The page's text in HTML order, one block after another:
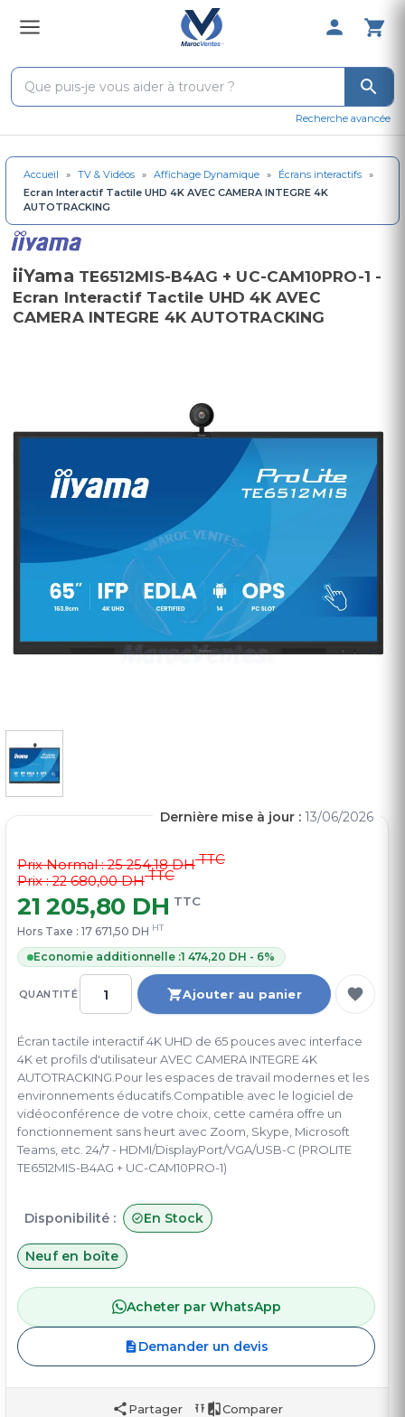
0 Produit
Recherche avancée
Accueil » TV & Vidéos » Affichage Dynamique » Écrans interactifs »
Ecran Interactif Tactile UHD 4K AVEC CAMERA INTEGRE 4K
AUTOTRACKING
iiYama TE6512MIS-B4AG + UC-CAM10PRO-1 -
Ecran Interactif Tactile UHD 4K AVEC
CAMERA INTEGRE 4K AUTOTRACKING
QUANTITÉ Ajouter au panier
Prix Normal :25 254,18 DHTTC
Prix : 22 680,00 DHTTC
21 205,80 DH TTC
Hors Taxe : 17 671,50 DH HT
Economie additionnelle :1 474,20 DH - 6%
Écran tactile interactif 4K UHD de 65 pouces avec interface
4K et profils d'utilisateur AVEC CAMERA INTEGRE 4K
AUTOTRACKING.Pour les espaces de travail modernes et les
environnements éducatifs.Compatible avec le logiciel de
vidéoconférence de votre choix, cette caméra offre un
fonctionnement sans heurt avec Zoom, Skype, Microsoft
Teams, etc. 24/7 - HDMI/DisplayPort/VGA/USB-C (PROLITE
TE6512MIS-B4AG + UC-CAM10PRO-1)
Disponibilité : En Stock
Dernière mise à jour : 13/06/2026
Neuf en boîte
Acheter par WhatsApp
Demander un devis
Partager Comparer